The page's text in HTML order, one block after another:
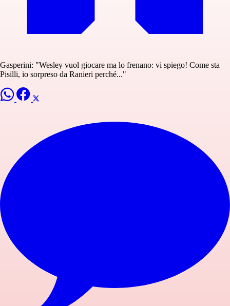
Gasperini: "Wesley vuol giocare ma lo frenano: vi spiego! Come sta
Pisilli, io sorpreso da Ranieri perché..."